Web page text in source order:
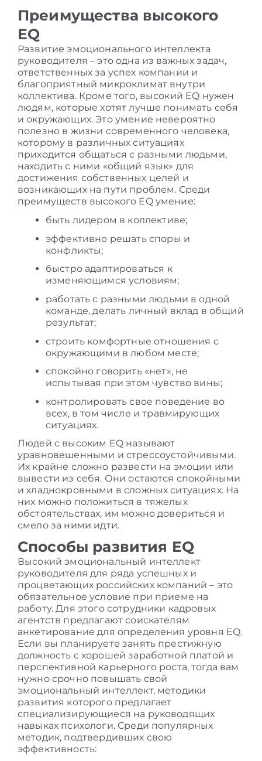
Преимущества высокого
EQ
Развитие эмоционального интеллекта
руководителя– это одна из важных задач,
ответственных за успех компании и
благоприятный микроклимат внутри
коллектива. Кроме того, высокий EQ нужен
людям, которые хотят лучше понимать себя
и окружающих. Это умение невероятно
полезно в жизни современного человека,
которому в различных ситуациях
приходится общаться с разными людьми,
находить с ними «общий язык» для
достижения собственных целей и
возникающих на пути проблем. Среди
преимуществ высокого EQ умение:
быть лидером в коллективе;
эффективно решать споры и
конфликты;
быстро адаптироваться к
изменяющимся условиям;
работать с разными людьми в одной
команде, делать личный вклад в общий
результат;
строить комфортные отношения с
окружающими в любом месте;
спокойно говорить «нет», не
испытывая при этом чувство вины;
контролировать свое поведение во
всех, в том числе и травмирующих
ситуациях.
Людей с высоким EQ называют
уравновешенными и стрессоустойчивыми.
Их крайне сложно развести на эмоции или
вывести из себя. Они остаются спокойными
и хладнокровными в сложных ситуациях. На
них можно положиться в тяжелых
обстоятельствах, им можно довериться и
смело за ними идти.
Способы развития EQ
Высокийэмоциональный интеллект
руководителядля ряда успешных и
процветающих российских компаний – это
обязательное условие при приеме на
работу. Для этого сотрудники кадровых
агентств предлагают соискателям
анкетирование для определения уровня EQ.
Если вы планируете занять престижную
должность с хорошей заработной платой и
перспективной карьерного роста, тогда вам
нужно срочно повышать свой
эмоциональный интеллект, методики
развития которого предлагает
специализирующиеся на руководящих
навыках психологи. Среди популярных
методик, подтвердивших свою
эффективность: